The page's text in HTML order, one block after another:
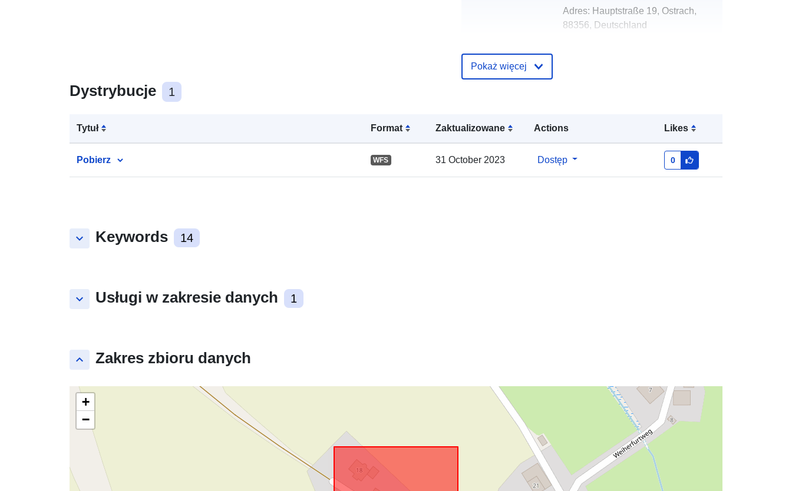
Dystrybucje 1
Tytuł Format Zaktualizowane Actions Likes
Pobierz WFS 31 October 2023 Dostęp 0
keyboard_arrow_down Keywords 14
keyboard_arrow_down Usługi w zakresie danych 1
keyboard_arrow_up Zakres zbioru danych
+
−
Adres: Hauptstraße 19, Ostrach,
88356, Deutschland
Zapis katalogu:
47.9828241 ], [ 9.426083,
47.9828241 ], [ 9.426083,
Pokaż więcej